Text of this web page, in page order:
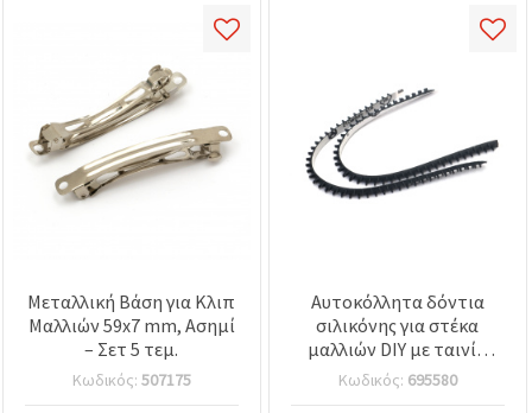
Μεταλλική Βάση για Κλιπ
Μαλλιών 59x7 mm, Ασημί
– Σετ 5 τεμ.
Κωδικός: 507175
Αυτοκόλλητα δόντια
σιλικόνης για στέκα
μαλλιών DIY με ταινία
διπλής όψης, 5x17.5x3
mm, Μαύρο - 2 τεμ.
Κωδικός: 695580